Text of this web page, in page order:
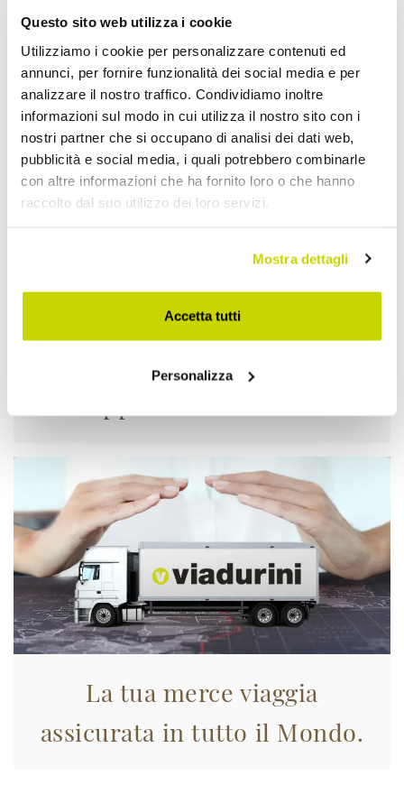
Questo sito web utilizza i cookie
Utilizziamo i cookie per personalizzare contenuti ed
annunci, per fornire funzionalità dei social media e per
analizzare il nostro traffico. Condividiamo inoltre
informazioni sul modo in cui utilizza il nostro sito con i
nostri partner che si occupano di analisi dei dati web,
pubblicità e social media, i quali potrebbero combinarle
con altre informazioni che ha fornito loro o che hanno
raccolto dal suo utilizzo dei loro servizi.
Mostra dettagli
Accetta tutti
Personalizza
La tua merce viaggia
assicurata in tutto il Mondo.